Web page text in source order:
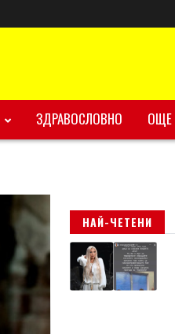
ЗДРАВОСЛОВНО ОЩЕ
НАЙ-ЧЕТЕНИ